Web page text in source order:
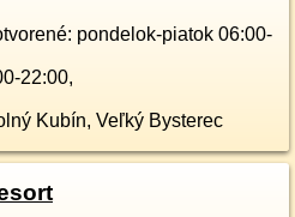
pondelok-piatok 06:00-
22:00,
Kubín, Veľký Bysterec